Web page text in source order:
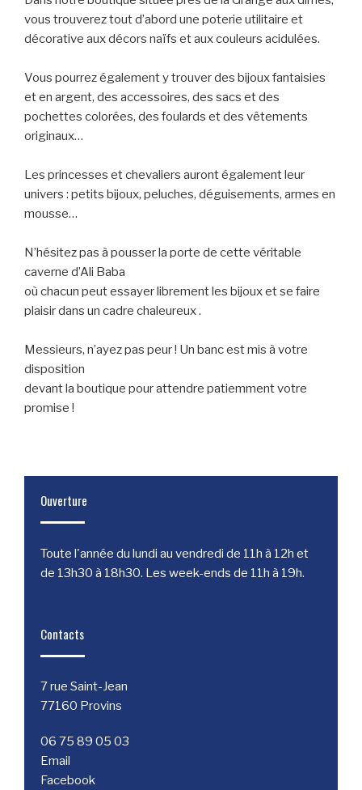
vous trouverez tout d’abord une poterie utilitaire et
décorative aux décors naïfs et aux couleurs acidulées.
Vous pourrez également y trouver des bijoux fantaisies
et en argent, des accessoires, des sacs et des
pochettes colorées, des foulards et des vêtements
originaux…
Les princesses et chevaliers auront également leur
univers : petits bijoux, peluches, déguisements, armes en
mousse…
N’hésitez pas à pousser la porte de cette véritable
caverne d’Ali Baba
où chacun peut essayer librement les bijoux et se faire
plaisir dans un cadre chaleureux .
Messieurs, n’ayez pas peur ! Un banc est mis à votre
disposition
devant la boutique pour attendre patiemment votre
promise !
Ouverture
Toute l'année du lundi au vendredi de 11h à 12h et
de 13h30 à 18h30. Les week-ends de 11h à 19h.
Contacts
7 rue Saint-Jean
77160 Provins
06 75 89 05 03
Email
Facebook